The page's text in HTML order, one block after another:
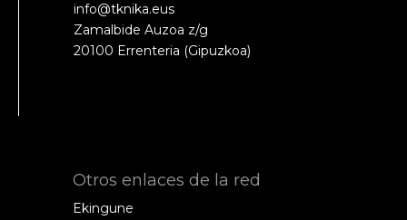
info@tknika.eus
Zamalbide Auzoa z/g
20100 Errenteria (Gipuzkoa)
Otros enlaces de la red
Ekingune